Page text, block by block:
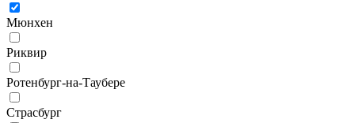
Мюнхен
Риквир
Ротенбург-на-Таубере
Страсбург